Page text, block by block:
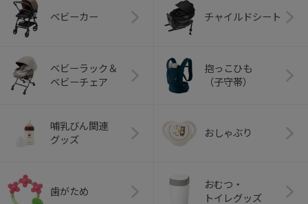
ベビーカー チャイルドシート
ベビーラック＆
ベビーチェア
抱っこひも
（子守帯）
哺乳びん関連
グッズ
おしゃぶり
歯がため
おむつ・
トイレグッズ